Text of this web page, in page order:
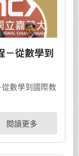
－從數學到
從數學到國際教
閱讀更多